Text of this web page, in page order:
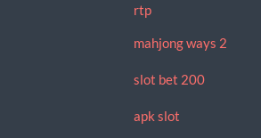
rtp
mahjong ways 2
slot bet 200
apk slot